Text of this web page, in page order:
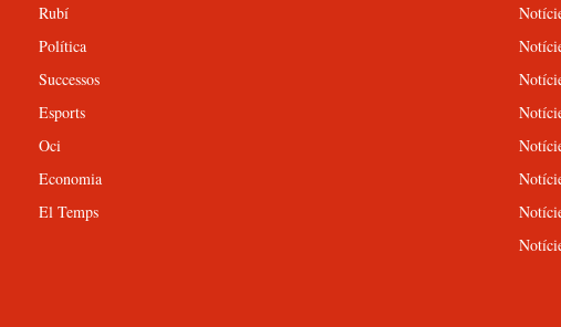
Rubí
Política
Successos
Esports
Oci
Economia
El Temps